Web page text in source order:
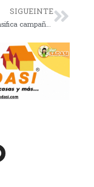
SIGUEINTE